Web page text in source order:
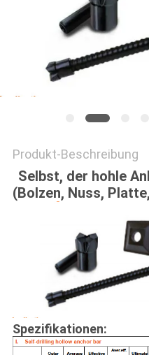
Produkt-Beschreibung
Selbst, der hohle
(Bolzen, Nuss,
Spezifikationen: